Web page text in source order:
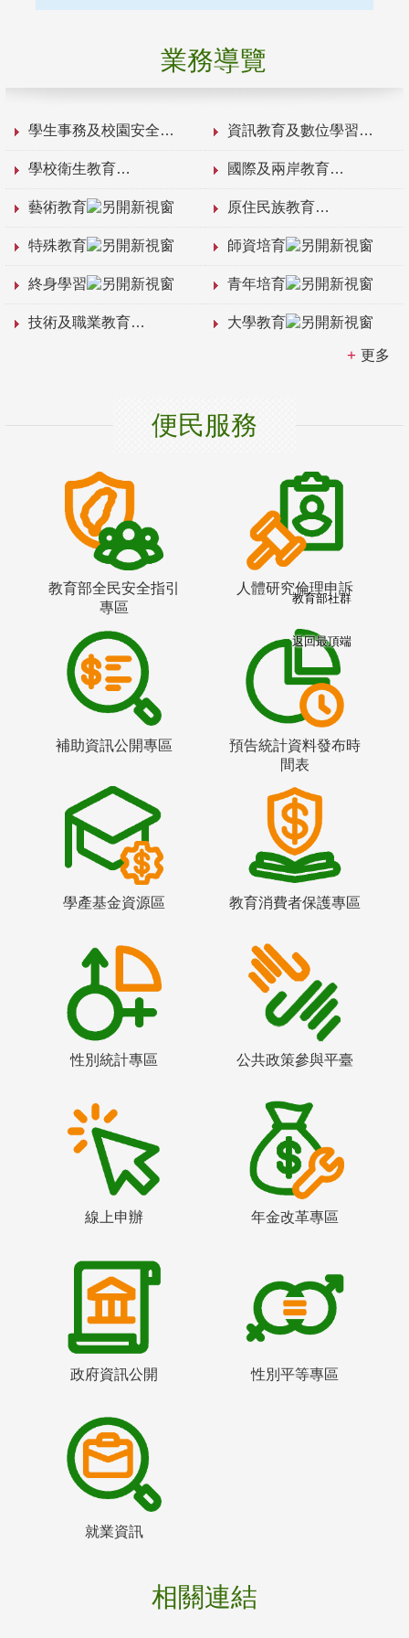
業務導覽
學生事務及校園安全 資訊教育及數位學習
學校衛生教育 國際及兩岸教育
藝術教育 原住民族教育
特殊教育 師資培育
終身學習 青年培育
技術及職業教育 大學教育
更多
便民服務
教育部全民安全指引
專區
人體研究倫理申訴
補助資訊公開專區
預告統計資料發布時
間表
學產基金資源區 教育消費者保護專區
性別統計專區 公共政策參與平臺
線上申辦 年金改革專區
政府資訊公開 性別平等專區
就業資訊
相關連結
教育部社群
返回最頂端